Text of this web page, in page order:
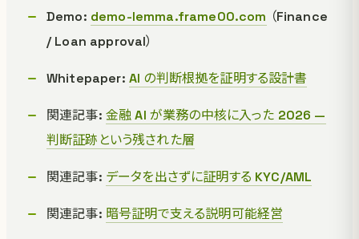
Demo: demo-lemma.frame00.com （Finance
/ Loan approval）
Whitepaper: AI の判断根拠を証明する設計書
関連記事: 金融 AI が業務の中核に入った 2026 —
判断証跡という残された層
関連記事: データを出さずに証明する KYC/AML
関連記事: 暗号証明で支える説明可能経営